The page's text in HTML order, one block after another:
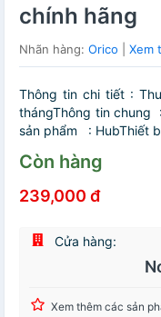
chính hãng
Nhãn hàng: Orico Xem
Thông tin chi tiết :
thángThông tin
sản phẩm : HubThiết
Còn hàng
239,000 đ
Cửa hàng:
Xem thêm các sản